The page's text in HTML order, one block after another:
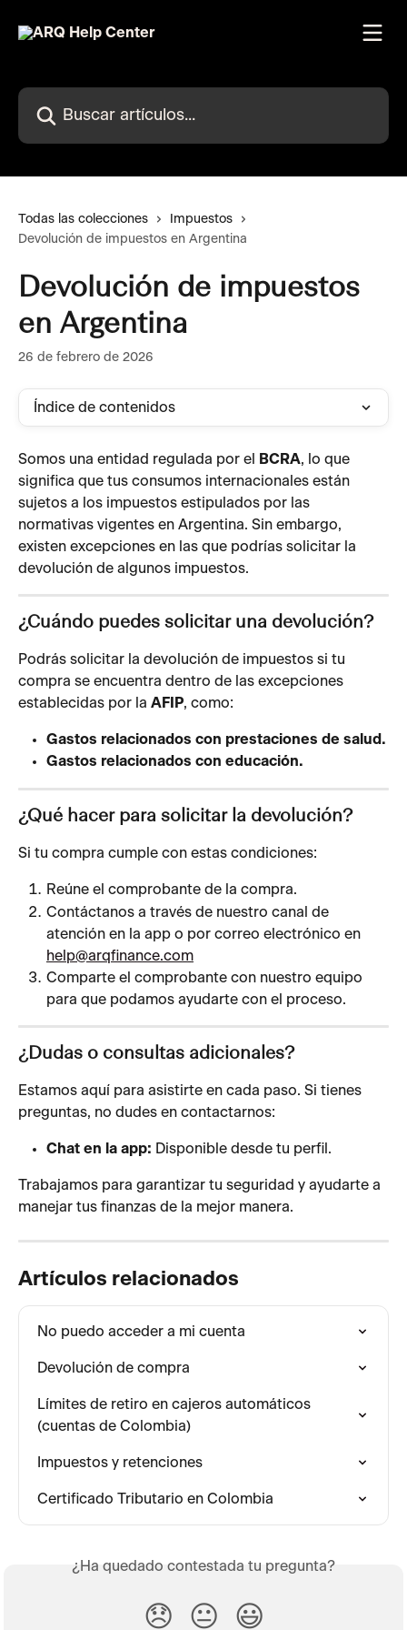
Buscar artículos...
Todas las colecciones
Impuestos
Devolución de impuestos en Argentina
Devolución de impuestos
en Argentina
26 de febrero de 2026
Índice de contenidos
Somos una entidad regulada por el BCRA, lo que
significa que tus consumos internacionales están
sujetos a los impuestos estipulados por las
normativas vigentes en Argentina. Sin embargo,
existen excepciones en las que podrías solicitar la
devolución de algunos impuestos.
¿Cuándo puedes solicitar una devolución?
Podrás solicitar la devolución de impuestos si tu
compra se encuentra dentro de las excepciones
establecidas por la AFIP, como:
Gastos relacionados con prestaciones de salud.
Gastos relacionados con educación.
¿Qué hacer para solicitar la devolución?
Si tu compra cumple con estas condiciones:
Reúne el comprobante de la compra.
Contáctanos a través de nuestro canal de
atención en la app o por correo electrónico en
help@arqfinance.com
Comparte el comprobante con nuestro equipo
para que podamos ayudarte con el proceso.
¿Dudas o consultas adicionales?
Estamos aquí para asistirte en cada paso. Si tienes
preguntas, no dudes en contactarnos:
Chat en la app: Disponible desde tu perfil.
Trabajamos para garantizar tu seguridad y ayudarte a
manejar tus finanzas de la mejor manera.
Artículos relacionados
No puedo acceder a mi cuenta
Devolución de compra
Límites de retiro en cajeros automáticos
(cuentas de Colombia)
Impuestos y retenciones
Certificado Tributario en Colombia
¿Ha quedado contestada tu pregunta?
😞 😐 😃